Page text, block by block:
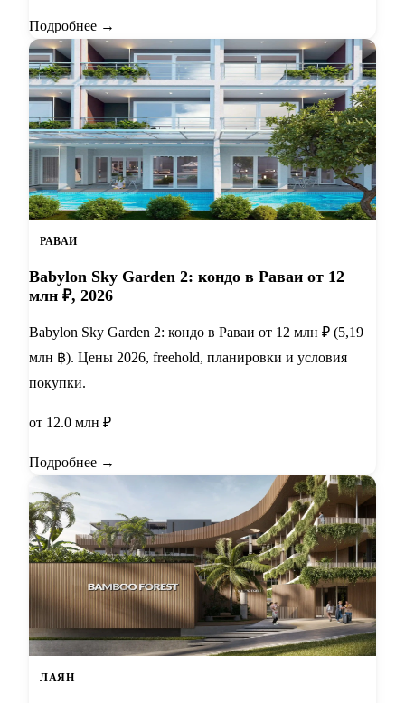
Подробнее →
РАВАИ
Babylon Sky Garden 2: кондо в Раваи от 12
млн ₽, 2026
Babylon Sky Garden 2: кондо в Раваи от 12 млн ₽ (5,19
млн ฿). Цены 2026, freehold, планировки и условия
покупки.
от 12.0 млн ₽
Подробнее →
ЛАЯН